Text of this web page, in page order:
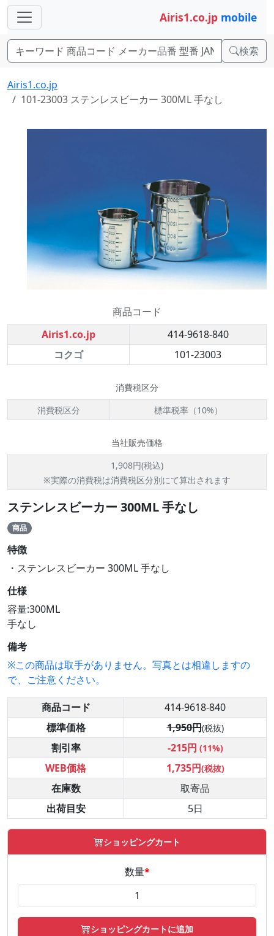
Airis1.co.jp mobile
検索
Airis1.co.jp
101-23003 ステンレスビーカー 300ML 手なし
商品コード
Airis1.co.jp
414-9618-840
コクゴ
101-23003
消費税区分
消費税区分
標準税率（10%）
当社販売価格
1,908円(税込)
※実際の消費税は消費税区分別にて算出されます
ステンレスビーカー 300ML 手なし
商品
特徴
・ステンレスビーカー 300ML 手なし
仕様
容量:300ML
手なし
備考
※この商品は取手がありません。写真とは相違しますの
で、ご注意ください。
商品コード
414-9618-840
標準価格
1,950円(税抜)
割引率 -215円 (11%)
WEB価格 1,735円(税抜)
在庫数
取寄品
出荷目安
5日
ショッピングカート
数量*
ショッピングカートに追加